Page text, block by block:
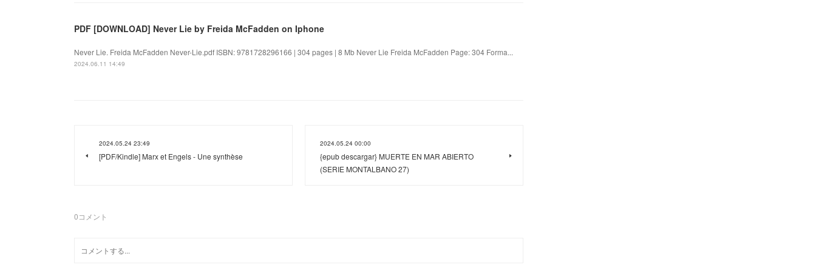
PDF [DOWNLOAD] Never Lie by Freida McFadden on Iphone
Never Lie. Freida McFadden Never-Lie.pdf ISBN: 9781728296166 | 304 pages | 8 Mb Never Lie Freida McFadden Page: 304 Forma...
2024.06.11 14:49
2024.05.24 23:49
[PDF/Kindle] Marx et Engels - Une synthèse
2024.05.24 00:00
{epub descargar} MUERTE EN MAR ABIERTO
(SERIE MONTALBANO 27)
0コメント